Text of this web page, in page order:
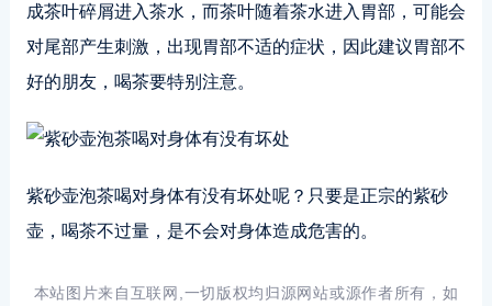
成茶叶碎屑进入茶水，而茶叶随着茶水进入胃部，可能会
对尾部产生刺激，出现胃部不适的症状，因此建议胃部不
好的朋友，喝茶要特别注意。
紫砂壶泡茶喝对身体有没有坏处呢？只要是正宗的紫砂
壶，喝茶不过量，是不会对身体造成危害的。
本站图片来自互联网,一切版权均归源网站或源作者所有，如